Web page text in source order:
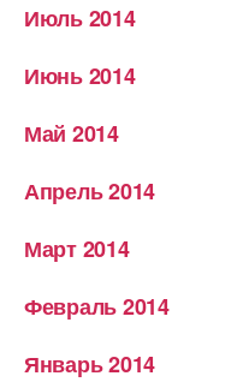
Июль 2014
Июнь 2014
Май 2014
Апрель 2014
Март 2014
Февраль 2014
Январь 2014